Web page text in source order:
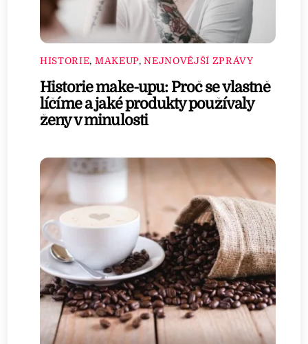
HISTORIE, MAKEUP,NEJNOVĚJŠÍ ZPRÁVY
Historie make-upu: Proč se vlastně
líčíme a jaké produkty používaly
ženy v minulosti